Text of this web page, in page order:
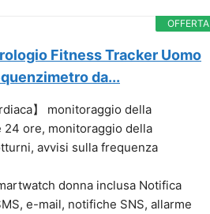
OFFERTA
Fitness Tracker Uomo
da...
】 monitoraggio della
24 ore, monitoraggio della
avvisi sulla frequenza
donna inclusa Notifica
e-mail, notifiche SNS, allarme